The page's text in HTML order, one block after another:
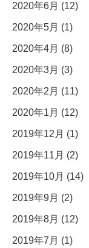
2020年6月 (12)
2020年5月 (1)
2020年4月 (8)
2020年3月 (3)
2020年2月 (11)
2020年1月 (12)
2019年12月 (1)
2019年11月 (2)
2019年10月 (14)
2019年9月 (2)
2019年8月 (12)
2019年7月 (1)